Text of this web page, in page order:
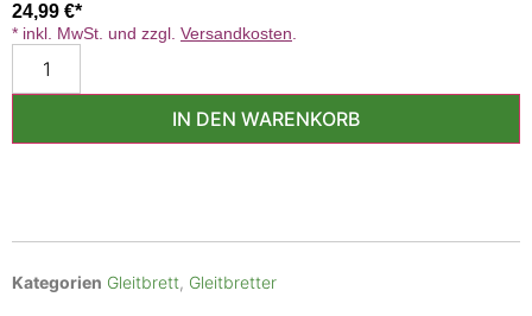
24,99 €
* inkl. MwSt. und zzgl. Versandkosten
IN DEN WARENKORB
Kategorien Gleitbrett, Gleitbretter